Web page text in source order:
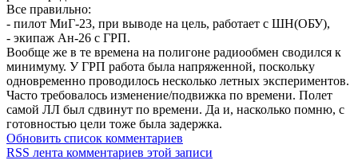
Все правильно:
- пилот МиГ-23, при выводе на цель, работает с ШН(ОБУ),
- экипаж Ан-26 с ГРП.
Вообще же в те времена на полигоне радиообмен сводился к
минимуму. У ГРП работа была напряженной, поскольку
одновременно проводилось несколько летных экспериментов.
Часто требовалось изменение/подвижка по времени. Полет
самой ЛЛ был сдвинут по времени. Да и, насколько помню, с
готовностью цели тоже была задержка.
Обновить список комментариев
RSS лента комментариев этой записи